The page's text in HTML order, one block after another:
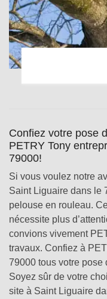
Confiez votre pose
PETRY Tony
79000!
Si vous voulez notre
Saint Liguaire dans le
pelouse en rouleau.
nécessite plus
convions vivement
travaux. Confiez à
79000 tous votre pose
Soyez sûr de votre
site à Saint Liguaire